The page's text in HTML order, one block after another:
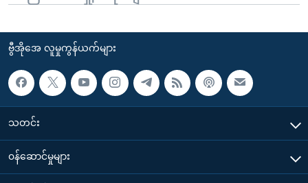
ဗွီအိုအေ လူမှုကွန်ယက်များ
သတင်း
၀န်ဆောင်မှုများ